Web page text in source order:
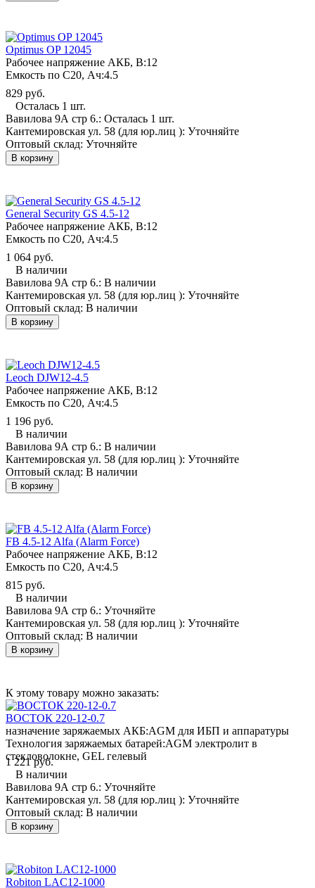
Optimus OP 12045
Рабочее напряжение АКБ, B:12
Емкость по С20, Ач:4.5
829 руб.
Осталась 1 шт.
Вавилова 9А стр 6.: Осталась 1 шт.
Кантемировская ул. 58 (для юр.лиц ): Уточняйте
Оптовый склад: Уточняйте
В корзину
General Security GS 4.5-12
Рабочее напряжение АКБ, B:12
Емкость по С20, Ач:4.5
1 064 руб.
В наличии
Вавилова 9А стр 6.: В наличии
Кантемировская ул. 58 (для юр.лиц ): Уточняйте
Оптовый склад: В наличии
В корзину
Leoch DJW12-4.5
Рабочее напряжение АКБ, B:12
Емкость по С20, Ач:4.5
1 196 руб.
В наличии
Вавилова 9А стр 6.: В наличии
Кантемировская ул. 58 (для юр.лиц ): Уточняйте
Оптовый склад: В наличии
В корзину
FB 4.5-12 Alfa (Alarm Force)
Рабочее напряжение АКБ, B:12
Емкость по С20, Ач:4.5
815 руб.
В наличии
Вавилова 9А стр 6.: Уточняйте
Кантемировская ул. 58 (для юр.лиц ): Уточняйте
Оптовый склад: В наличии
В корзину
К этому товару можно заказать:
ВОСТОК 220-12-0.7
назначение заряжаемых АКБ:AGM для ИБП и аппаратуры
Технология заряжаемых батарей:AGM электролит в
стекловолокне, GEL гелевый
1 221 руб.
В наличии
Вавилова 9А стр 6.: Уточняйте
Кантемировская ул. 58 (для юр.лиц ): Уточняйте
Оптовый склад: В наличии
В корзину
Robiton LAC12-1000